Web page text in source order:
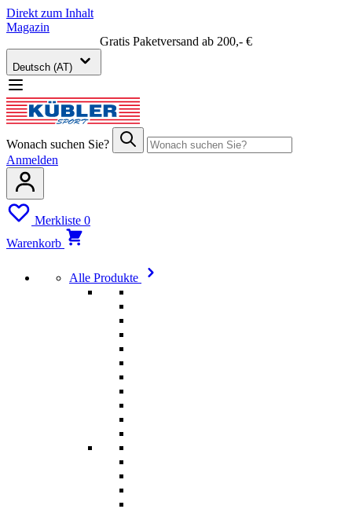
Direkt zum Inhalt
Magazin
Gratis Paketversand ab 200,- €
Deutsch (AT)
Wonach suchen Sie?
Anmelden
Merkliste 0
Warenkorb
Alle Produkte